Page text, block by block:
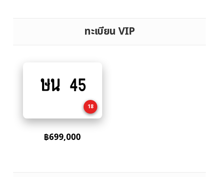
ทะเบียน VIP
to
ษน 45
18
฿699,000